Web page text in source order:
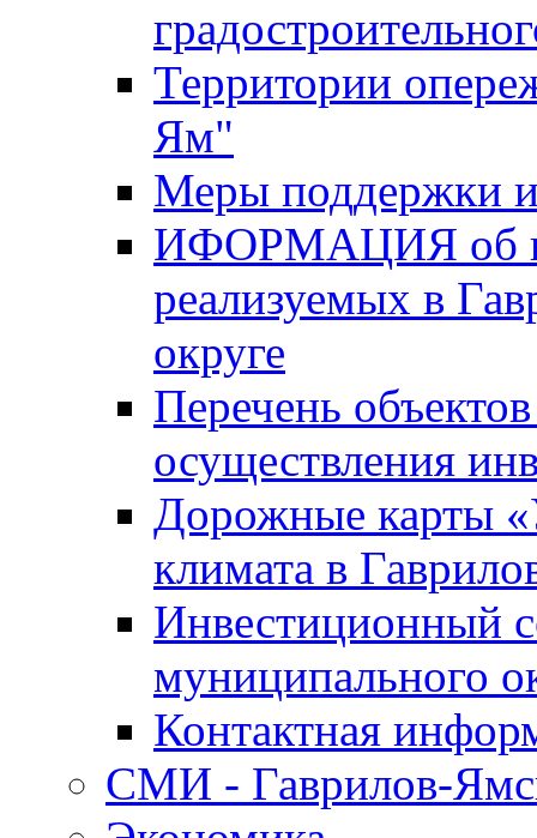
Территории
Ям"
Меры поддержки
ИФОРМАЦИЯ об
реализуемых в
округе
Перечень
осуществления
Дорожные карты
климата в
Инвестиционный
муниципального
Контактная
СМИ - Гаврилов-